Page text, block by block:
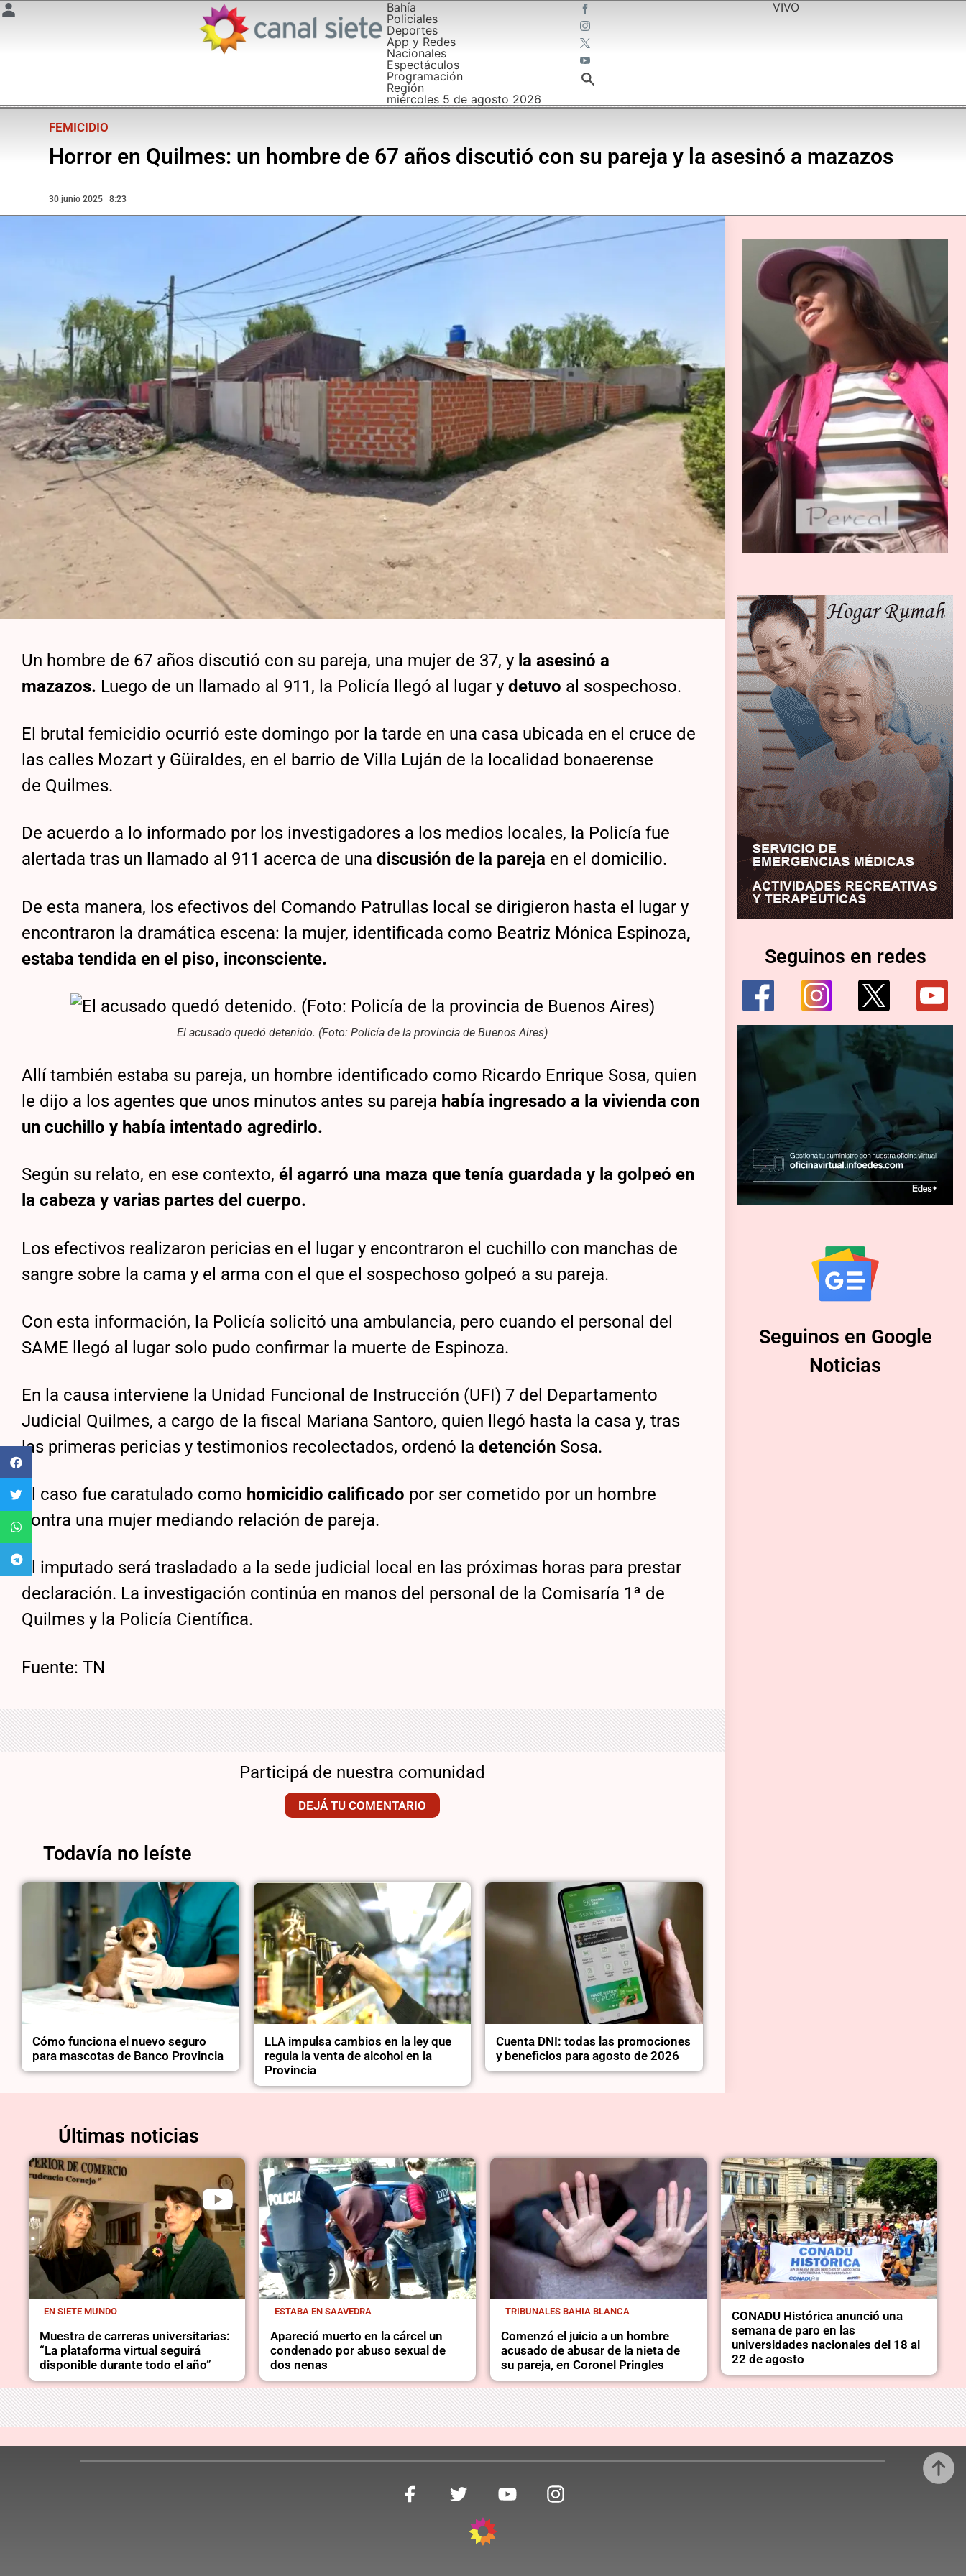
Bahía
Policiales
Deportes
App y Redes
Nacionales
Espectáculos
Programación
Región
miércoles 5 de agosto 2026
VIVO
FEMICIDIO
Horror en Quilmes: un hombre de 67 años discutió con su pareja y la asesinó a mazazos
30 junio 2025 | 8:23
Un hombre de 67 años discutió con su pareja, una mujer de 37, y la asesinó a
mazazos. Luego de un llamado al 911, la Policía llegó al lugar ydetuvo al sospechoso.
El brutal femicidio ocurrió este domingo por la tarde en una casa ubicada en el cruce de
las calles Mozart y Güiraldes, en el barrio de Villa Luján de la localidad bonaerense
de Quilmes.
De acuerdo a lo informado por los investigadores a los medios locales, la Policía fue
alertada tras un llamado al 911 acerca de unadiscusión de la pareja en el domicilio.
De esta manera, los efectivos del Comando Patrullas local se dirigieron hasta el lugar y
encontraron la dramática escena: la mujer, identificada como Beatriz Mónica Espinoza,
estaba tendida en el piso, inconsciente.
El acusado quedó detenido. (Foto: Policía de la provincia de Buenos Aires)
Allí también estaba su pareja, un hombre identificado como Ricardo Enrique Sosa, quien
le dijo a los agentes que unos minutos antes su pareja había ingresado a la vivienda con
un cuchillo y había intentado agredirlo.
Según su relato, en ese contexto, él agarró una maza que tenía guardada y la golpeó en
la cabeza y varias partes del cuerpo.
Los efectivos realizaron pericias en el lugar y encontraron el cuchillo con manchas de
sangre sobre la cama y el arma con el que el sospechoso golpeó a su pareja.
Con esta información, la Policía solicitó una ambulancia, pero cuando el personal del
SAME llegó al lugar solo pudo confirmar la muerte de Espinoza.
En la causa interviene la Unidad Funcional de Instrucción (UFI) 7 del Departamento
Judicial Quilmes, a cargo de la fiscal Mariana Santoro, quien llegó hasta la casa y, tras
las primeras pericias y testimonios recolectados, ordenó ladetención Sosa.
El caso fue caratulado como homicidio calificado por ser cometido por un hombre
contra una mujer mediando relación de pareja.
El imputado será trasladado a la sede judicial local en las próximas horas para prestar
declaración. La investigación continúa en manos del personal de la Comisaría 1ª de
Quilmes y la Policía Científica.
Fuente: TN
Participá de nuestra comunidad
DEJÁ TU COMENTARIO
Todavía no leíste
Cómo funciona el nuevo seguro
para mascotas de Banco Provincia
LLA impulsa cambios en la ley que
regula la venta de alcohol en la
Provincia
Cuenta DNI: todas las promociones
y beneficios para agosto de 2026
Seguinos en redes
Seguinos en Google
Noticias
Últimas noticias
EN SIETE MUNDO
Muestra de carreras universitarias:
“La plataforma virtual seguirá
disponible durante todo el año”
ESTABA EN SAAVEDRA
Apareció muerto en la cárcel un
condenado por abuso sexual de
dos nenas
TRIBUNALES BAHIA BLANCA
Comenzó el juicio a un hombre
acusado de abusar de la nieta de
su pareja, en Coronel Pringles
CONADU Histórica anunció una
semana de paro en las
universidades nacionales del 18 al
22 de agosto